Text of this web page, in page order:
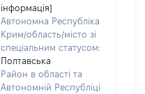
інформація]
Автономна Республіка
Крим/область/місто зі
спеціальним статусом:
Полтавська
Район в області та
Автономній Республіці